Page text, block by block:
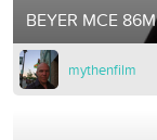
BEYER MCE 86M
mythenfilm